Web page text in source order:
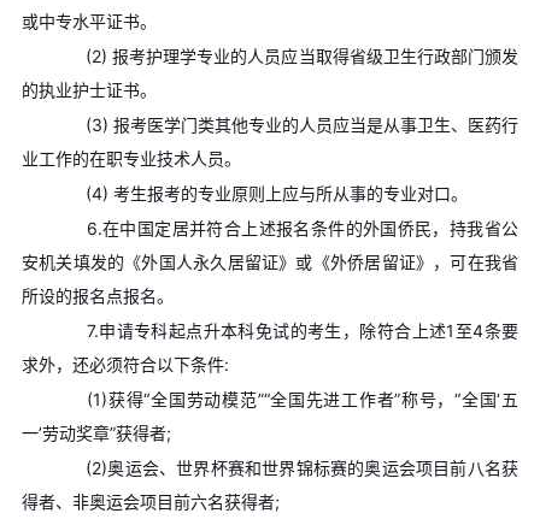
或中专水平证书。
(2) 报考护理学专业的人员应当取得省级卫生行政部门颁发
的执业护士证书。
(3) 报考医学门类其他专业的人员应当是从事卫生、医药行
业工作的在职专业技术人员。
(4) 考生报考的专业原则上应与所从事的专业对口。
6.在中国定居并符合上述报名条件的外国侨民，持我省公
安机关填发的《外国人永久居留证》或《外侨居留证》，可在我省
所设的报名点报名。
7.申请专科起点升本科免试的考生，除符合上述1至4条要
求外，还必须符合以下条件:
(1)获得“全国劳动模范”“全国先进工作者”称号，“全国‘五
一’劳动奖章”获得者;
(2)奥运会、世界杯赛和世界锦标赛的奥运会项目前八名获
得者、非奥运会项目前六名获得者;